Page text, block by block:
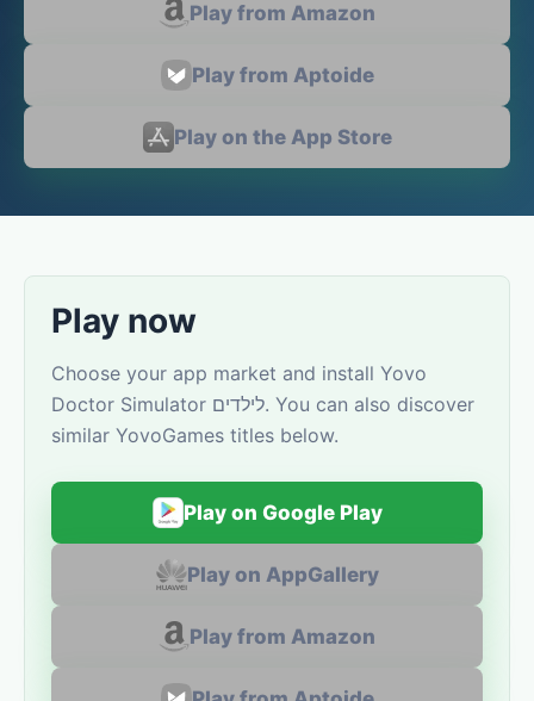
Play from Amazon
Play from Aptoide
Play on the App Store
Play now
Choose your app market and install Yovo
Doctor Simulator לילדים. You can also discover
similar YovoGames titles below.
Play on Google Play
Play on AppGallery
Play from Amazon